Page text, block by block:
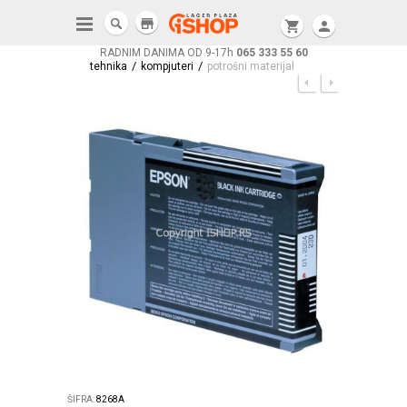
RADNIM DANIMA OD 9-17h 065 333 55 60
shopping_cart person
store
tehnika / kompjuteri / potrošni materijal
ŠIFRA:8268A